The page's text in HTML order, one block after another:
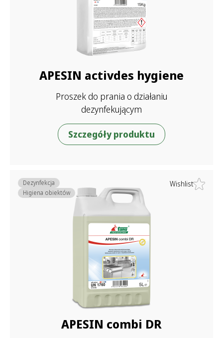
APESIN activdes hygiene
Proszek do prania o działaniu
dezynfekującym
Szczegóły produktu
Wishlist
APESIN combi DR
Dezynfekcja
Higiena obiektów